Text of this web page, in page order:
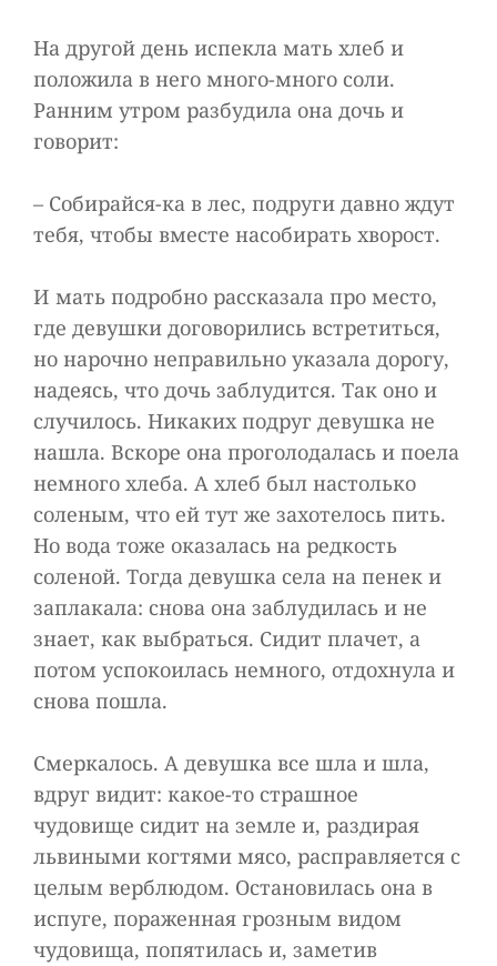
На другой день испекла мать хлеб и
положила в него много-много соли.
Ранним утром разбудила она дочь и
говорит:
– Собирайся-ка в лес, подруги давно ждут
тебя, чтобы вместе насобирать хворост.
И мать подробно рассказала про место,
где девушки договорились встретиться,
но нарочно неправильно указала дорогу,
надеясь, что дочь заблудится. Так оно и
случилось. Никаких подруг девушка не
нашла. Вскоре она проголодалась и поела
немного хлеба. А хлеб был настолько
соленым, что ей тут же захотелось пить.
Но вода тоже оказалась на редкость
соленой. Тогда девушка села на пенек и
заплакала: снова она заблудилась и не
знает, как выбраться. Сидит плачет, а
потом успокоилась немного, отдохнула и
снова пошла.
Смеркалось. А девушка все шла и шла,
вдруг видит: какое-то страшное
чудовище сидит на земле и, раздирая
львиными когтями мясо, расправляется с
целым верблюдом. Остановилась она в
испуге, пораженная грозным видом
чудовища, попятилась и, заметив